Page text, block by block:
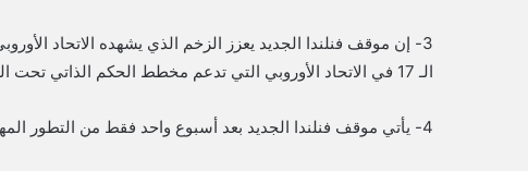
3- إن موقف فنلندا الجديد يعزز الزخم الذي يشهده الاتحاد
الـ 17 في الاتحاد الأوروبي التي تدعم مخطط الحكم الذاتي تحت السيادة المغربية.
4- يأتي موقف فنلندا الجديد بعد أسبوع واحد فقط من التطور المهم الذي عرفه موقف فرنسا من قضية الصحراء المغربية.